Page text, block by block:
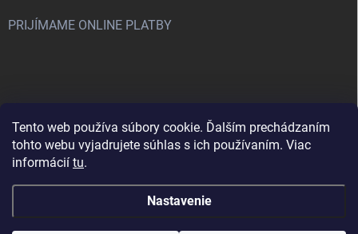
Tento web používa súbory cookie. Ďalším prechádzaním
tohto webu vyjadrujete súhlas s ich používaním. Viac
informácií tu.
Nastavenie
PRIJÍMAME ONLINE PLATBY
Nenašli ste čo ste hľadali? Máte záujem o inú značku? Skúste
navštíviť aj našu stránku Montclean.sk